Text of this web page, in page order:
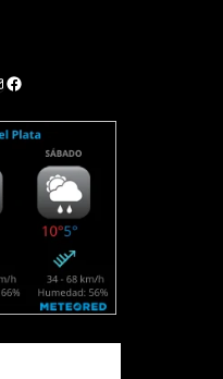
electrónico
Facebook